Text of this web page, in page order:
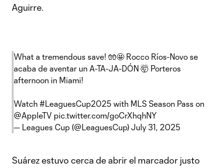
Aguirre.
What a tremendous save! 🧤🤩 Rocco Ríos-Novo se
acaba de aventar un A-TA-JA-DÓN 🤯 Porteros
afternoon in Miami!
Watch #LeaguesCup2025 with MLS Season Pass on
@AppleTV pic.twitter.com/goCrXhqhNY
— Leagues Cup (@LeaguesCup) July 31, 2025
Suárez estuvo cerca de abrir el marcador justo